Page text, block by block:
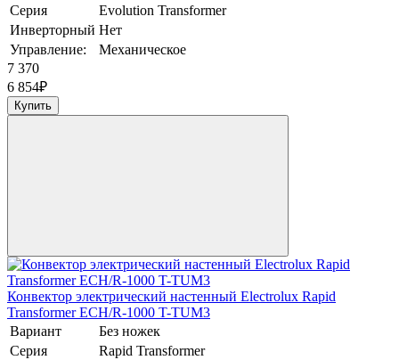
Серия
Evolution Transformer
Инверторный Нет
Управление:
Механическое
7 370
6 854₽
Купить
Конвектор электрический настенный Electrolux Rapid
Transformer ECH/R-1000 T-TUM3
Вариант
Без ножек
Серия
Rapid Transformer